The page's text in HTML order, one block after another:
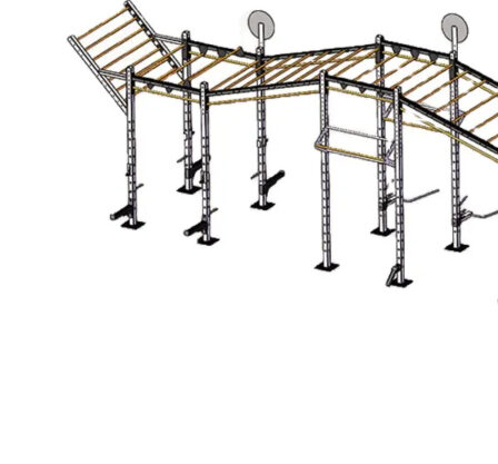
Máy chèo thuyền Spirit
Máy tập phục hồi chức năng Spirit
Strength Spirit
SP3 Serie Strength Spirit
SP4 Serie Strength Spirit
Robot Spirit
Free weight Spirit
Tiger Sport Serie
Cardio Tiger Sport
Máy chạy bộ Tiger Sport
Xe đạp tập Tiger Sport
Xe đạp ngồi có tựa lưng Tiger Sport
Máy trượt tuyết Tiger Sport
Máy chèo thuyền Tiger Sport